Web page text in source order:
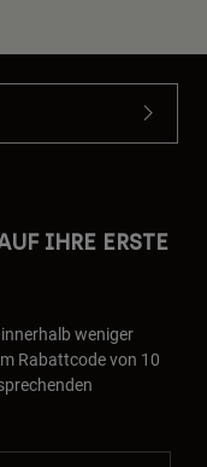
IHRE ERSTE
weniger
Rabattcode von 10